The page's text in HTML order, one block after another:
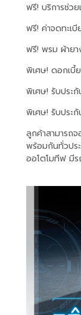
ฟรี! บริการช่ว
ฟรี! ค่าจดทะเบี
ฟรี! พรม ผ้าย
พิเศษ! ดอกเบี้
พิเศษ! รับประ
พิเศษ! รับประ
ลูกค้าสามารถ
พร้อมกันทั่วปร
ออโตโมทีฟ มี